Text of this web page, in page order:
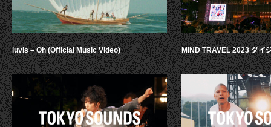
luvis – Oh (Official Music Video) MIND TRAVEL 2023 ダイ